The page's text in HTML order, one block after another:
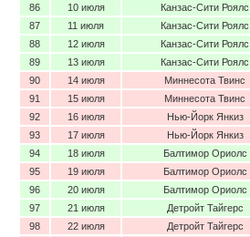
86
10 июля Канзас-Сити Роялс
87
11 июля Канзас-Сити Роялс
88
12 июля Канзас-Сити Роялс
89
13 июля Канзас-Сити Роялс
90
14 июля Миннесота Твинс
91
15 июля Миннесота Твинс
92
16 июля Нью-Йорк Янкиз
93
17 июля Нью-Йорк Янкиз
94
18 июля Балтимор Ориолс
95
19 июля Балтимор Ориолс
96
20 июля Балтимор Ориолс
97
21 июля Детройт Тайгерс
98
22 июля Детройт Тайгерс